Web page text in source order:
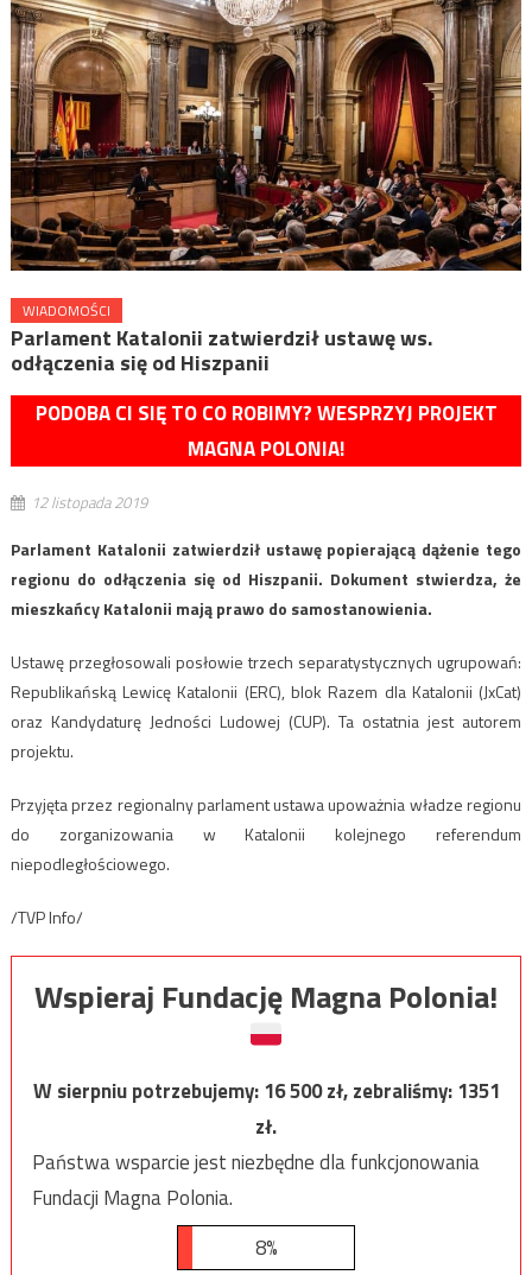
WIADOMOŚCI
Parlament Katalonii zatwierdził ustawę ws.
odłączenia się od Hiszpanii
PODOBA CI SIĘ TO CO ROBIMY? WESPRZYJ PROJEKT
MAGNA POLONIA!
12 listopada 2019
Parlament Katalonii zatwierdził ustawę popierającą dążenie tego
regionu do odłączenia się od Hiszpanii. Dokument stwierdza, że
mieszkańcy Katalonii mają prawo do samostanowienia.
Ustawę przegłosowali posłowie trzech separatystycznych ugrupowań:
Republikańską Lewicę Katalonii (ERC), blok Razem dla Katalonii (JxCat)
oraz Kandydaturę Jedności Ludowej (CUP). Ta ostatnia jest autorem
projektu.
Przyjęta przez regionalny parlament ustawa upoważnia władze regionu
do zorganizowania w Katalonii kolejnego referendum
niepodległościowego.
/TVP Info/
Wspieraj Fundację Magna Polonia!
W sierpniu potrzebujemy:16 500zł, zebraliśmy:1351
zł.
Państwa wsparcie jest niezbędne dla funkcjonowania
Fundacji Magna Polonia.
8%